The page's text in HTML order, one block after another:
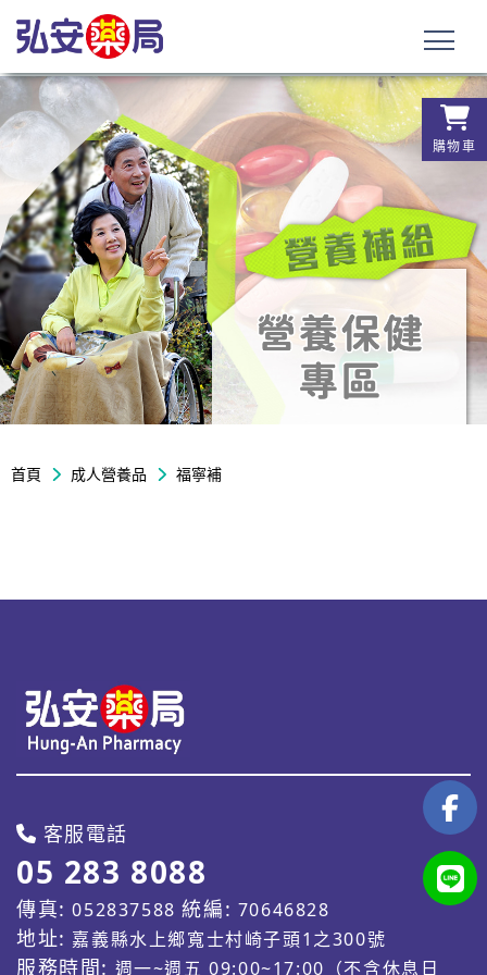
購物車
首頁 成人營養品 福寧補
客服電話
05 283 8088
傳真: 052837588統編: 70646828
地址: 嘉義縣水上鄉寬士村崎子頭1之300號
服務時間: 週一~週五 09:00~17:00（不含休息日